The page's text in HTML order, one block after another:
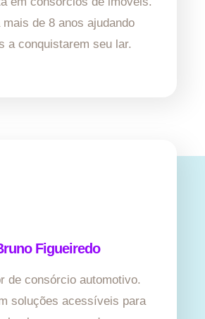
mais de 8 anos ajudando
a conquistarem seu lar.
Figueiredo
de consórcio automotivo.
soluções acessíveis para